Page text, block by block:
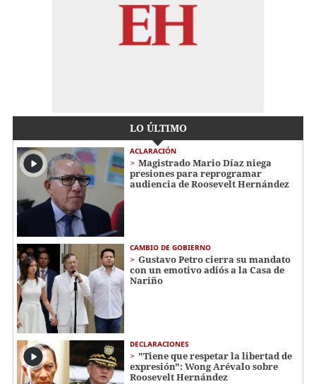
LO ÚLTIMO
ACLARACIÓN
Magistrado Mario Díaz niega
presiones para reprogramar
audiencia de Roosevelt Hernández
CAMBIO DE GOBIERNO
Gustavo Petro cierra su mandato
con un emotivo adiós a la Casa de
Nariño
DECLARACIONES
"Tiene que respetar la libertad de
expresión": Wong Arévalo sobre
Roosevelt Hernández